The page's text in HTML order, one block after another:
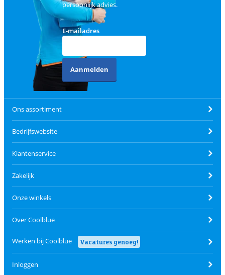
persoonlijk advies.
E-mailadres
Aanmelden
Ons assortiment
Bedrijfswebsite
Klantenservice
Zakelijk
Onze winkels
Over Coolblue
Werken bij Coolblue Vacatures genoeg!
Inloggen